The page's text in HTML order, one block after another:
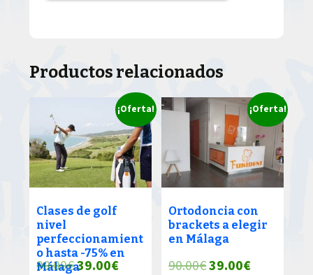
Productos relacionados
¡Oferta!
Clases de golf
nivel
perfeccionamient
o hasta -75% en
Málaga
90.00€El
39.00€El
¡Oferta!
Ortodoncia con
brackets a elegir
en Málaga
90.00€El
39.00€El